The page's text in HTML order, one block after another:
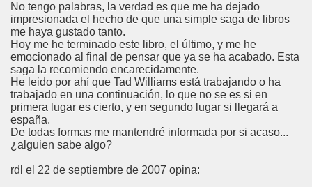
No tengo palabras, la verdad es que me ha dejado
impresionada el hecho de que una simple saga de libros
me haya gustado tanto.
Hoy me he terminado este libro, el último, y me he
emocionado al final de pensar que ya se ha acabado. Esta
saga la recomiendo encarecidamente.
He leido por ahí que Tad Williams está trabajando o ha
trabajado en una continuación, lo que no se es si en
primera lugar es cierto, y en segundo lugar si llegará a
españa.
De todas formas me mantendré informada por si acaso...
¿alguien sabe algo?
rdl el 22 de septiembre de 2007 opina: